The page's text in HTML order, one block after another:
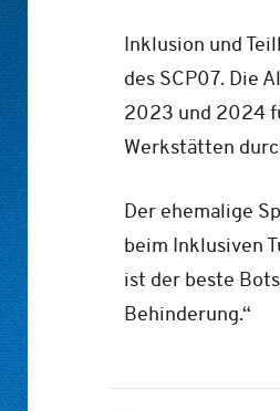
Inklusion und
des SCP07. Die
2023 und 2024
Werkstätten
Der ehemalige
beim Inklusiven
ist der beste
Behinderung.“